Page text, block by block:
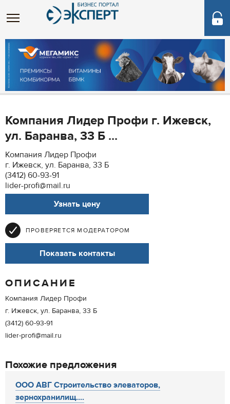
Компания Лидер Профи г. Ижевск,
ул. Баранва, 33 Б ...
Компания Лидер Профи
г. Ижевск, ул. Баранва, 33 Б
(3412) 60-93-91
lider-profi@mail.ru
Узнать цену
ПРОВЕРЯЕТСЯ МОДЕРАТОРОМ
Показать контакты
ОПИСАНИЕ
Компания Лидер Профи
г. Ижевск, ул. Баранва, 33 Б
(3412) 60-93-91
lider-profi@mail.ru
Похожие предложения
ООО АВГ Строительство элеваторов,
зернохранилищ....